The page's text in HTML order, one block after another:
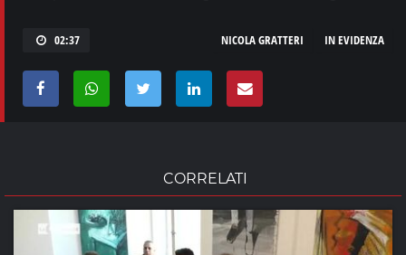
02:37 IN EVIDENZA
NICOLA GRATTERI
CORRELATI